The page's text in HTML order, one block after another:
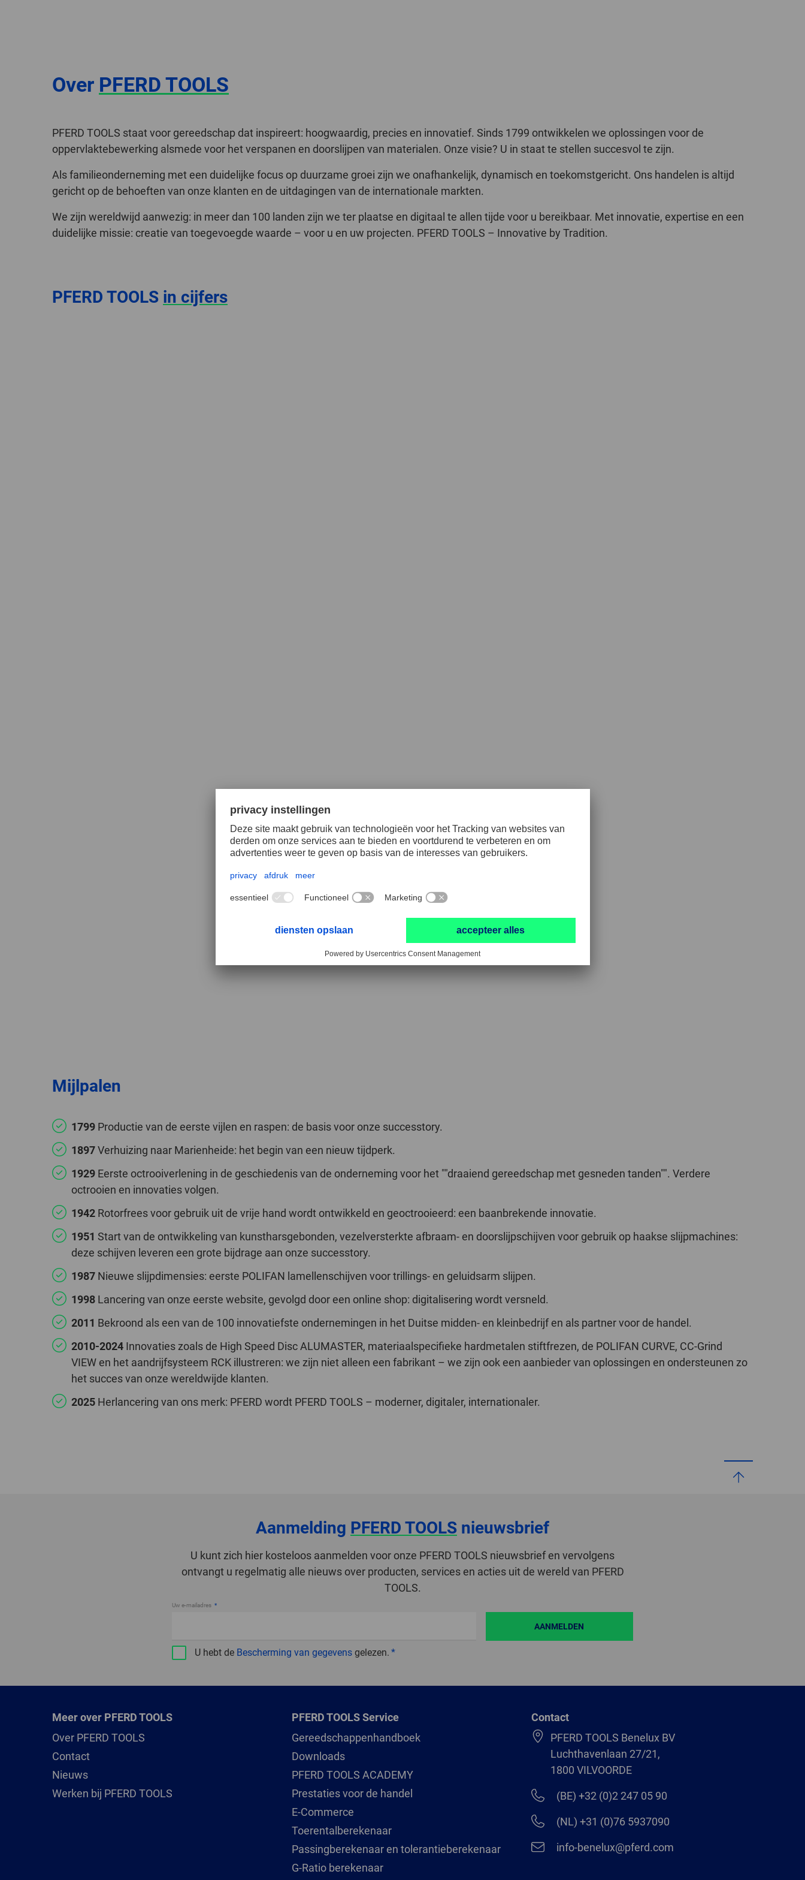
KINGDOM
ASIA/PACIFIC
AFRICA
Over PFERD TOOLS
PFERD TOOLS staat voor gereedschap dat inspireert: hoogwaardig, precies en innovatief. Sinds 1799 ontwikkelen we oplossingen voor de
oppervlaktebewerking alsmede voor het verspanen en doorslijpen van materialen. Onze visie? U in staat te stellen succesvol te zijn.
Als familieonderneming met een duidelijke focus op duurzame groei zijn we onafhankelijk, dynamisch en toekomstgericht. Ons handelen is altijd
gericht op de behoeften van onze klanten en de uitdagingen van de internationale markten.
We zijn wereldwijd aanwezig: in meer dan 100 landen zijn we ter plaatse en digitaal te allen tijde voor u bereikbaar. Met innovatie, expertise en een
duidelijke missie: creatie van toegevoegde waarde – voor u en uw projecten. PFERD TOOLS – Innovative by Tradition.
PFERD TOOLS in cijfers
Mijlpalen
1799 Productie van de eerste vijlen en raspen: de basis voor onze successtory.
1897Verhuizing naar Marienheide: het begin van een nieuw tijdperk.
1929 Eerste octrooiverlening in de geschiedenis van de onderneming voor het ""draaiend gereedschap met gesneden tanden"". Verdere
octrooien en innovaties volgen.
1942 Rotorfrees voor gebruik uit de vrije hand wordt ontwikkeld en geoctrooieerd: een baanbrekende innovatie.
1951 Start van de ontwikkeling van kunstharsgebonden, vezelversterkte afbraam- en doorslijpschijven voor gebruik op haakse slijpmachines:
deze schijven leveren een grote bijdrage aan onze successtory.
1987 Nieuwe slijpdimensies: eerste POLIFAN lamellenschijven voor trillings- en geluidsarm slijpen.
1998 Lancering van onze eerste website, gevolgd door een online shop: digitalisering wordt versneld.
2011 Bekroond als een van de 100 innovatiefste ondernemingen in het Duitse midden- en kleinbedrijf en als partner voor de handel.
2010-2024 Innovaties zoals de High Speed Disc ALUMASTER, materiaalspecifieke hardmetalen stiftfrezen, de POLIFAN CURVE, CC-Grind
VIEW en het aandrijfsysteem RCK illustreren: we zijn niet alleen een fabrikant – we zijn ook een aanbieder van oplossingen en ondersteunen zo
het succes van onze wereldwijde klanten.
2025 Herlancering van ons merk: PFERD wordt PFERD TOOLS – moderner, digitaler, internationaler.
Aanmelding PFERD TOOLS nieuwsbrief
U kunt zich hier kosteloos aanmelden voor onze PFERD TOOLS nieuwsbrief en vervolgens
ontvangt u regelmatig alle nieuws over producten, services en acties uit de wereld van PFERD
TOOLS.
Uw e-mailadres
U hebt de Bescherming van gegevens gelezen.
AANMELDEN
Meer over PFERD TOOLS
Over PFERD TOOLS
Contact
Nieuws
Werken bij PFERD TOOLS
PFERD TOOLS Service
Gereedschappenhandboek
Downloads
PFERD TOOLS ACADEMY
Prestaties voor de handel
E-Commerce
Toerentalberekenaar
Passingberekenaar en tolerantieberekenaar
G-Ratio berekenaar
Contact
PFERD TOOLS Benelux BV
Luchthavenlaan 27/21,
1800 VILVOORDE
(BE) +32 (0)2 247 05 90
(NL) +31 (0)76 5937090
info-benelux@pferd.com